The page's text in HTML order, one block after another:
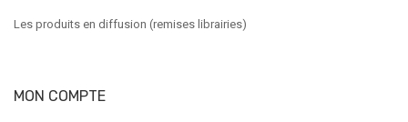
Les produits en diffusion (remises librairies)
MON COMPTE